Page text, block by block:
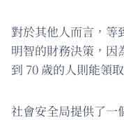
對於其他人而言，等
明智的財務決策，因
到 70 歲的人則能領
社會安全局提供了